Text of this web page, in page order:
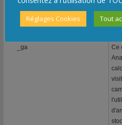
web.
_ga
Ce
Réglages Cookies Tout